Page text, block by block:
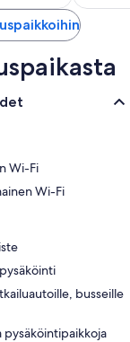
Wi-Fi
Wi-Fi
busseille
pysäköintipaikkoja